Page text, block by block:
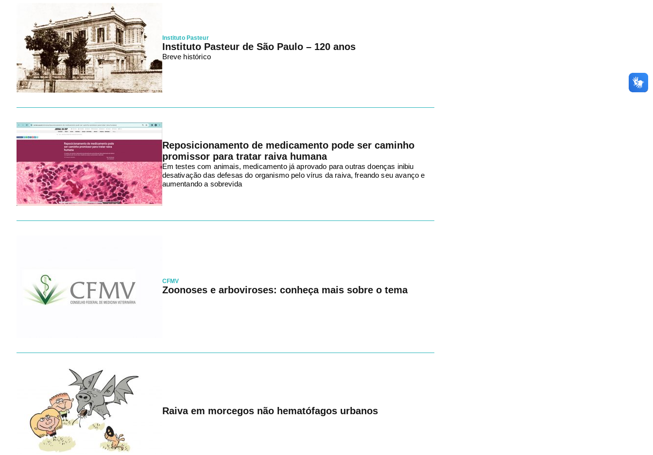
Instituto Pasteur
Instituto Pasteur de São Paulo – 120 anos
Breve histórico
Reposicionamento de medicamento pode ser caminho
promissor para tratar raiva humana
Em testes com animais, medicamento já aprovado para outras doenças inibiu
desativação das defesas do organismo pelo vírus da raiva, freando seu avanço e
aumentando a sobrevida
CFMV
Zoonoses e arboviroses: conheça mais sobre o tema
Raiva em morcegos não hematófagos urbanos